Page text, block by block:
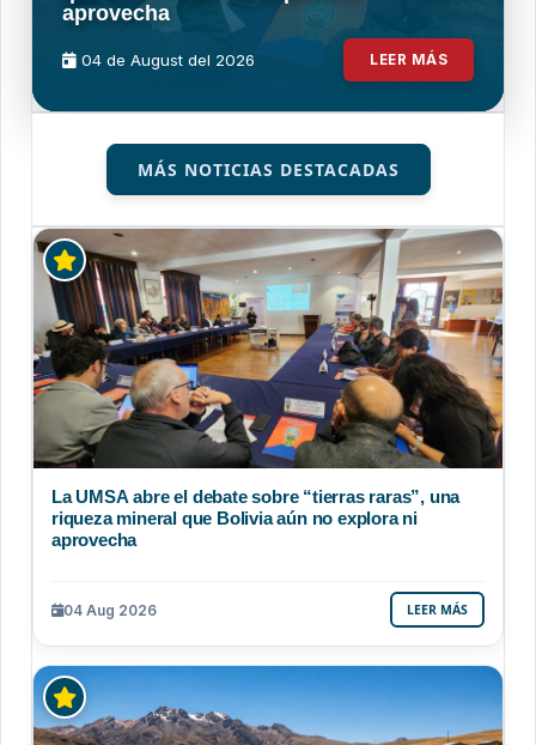
aprovecha
04 de August del 2026 LEER MÁS
MÁS NOTICIAS DESTACADAS
La UMSA abre el debate sobre “tierras raras”, una
riqueza mineral que Bolivia aún no explora ni
aprovecha
04 Aug 2026 LEER MÁS